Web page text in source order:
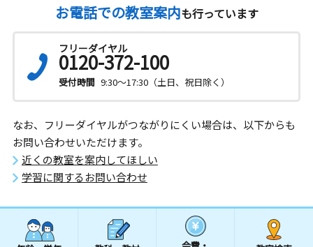
お電話での教室案内も行っています
フリーダイヤル
0120-372-100
受付時間 9:30～17:30（土日、祝日除く）
なお、フリーダイヤルがつながりにくい場合は、以下からも
お問い合わせいただけます。
近くの教室を案内してほしい
学習に関するお問い合わせ